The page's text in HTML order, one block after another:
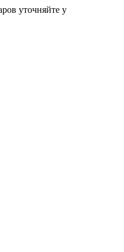
уточняйте у